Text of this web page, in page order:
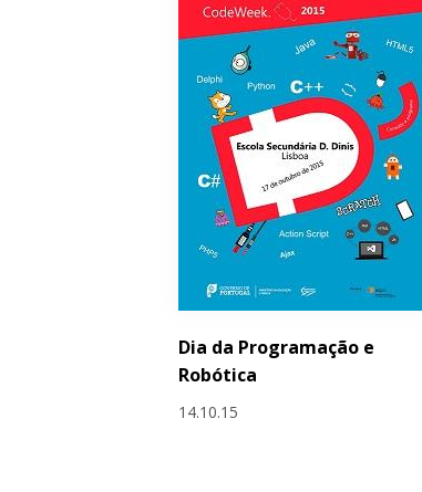
Dia da Programação e
Robótica
14.10.15